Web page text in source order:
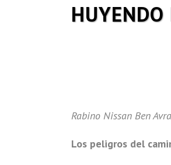
HUYENDO
Rabino Nissan Ben
Los peligros del